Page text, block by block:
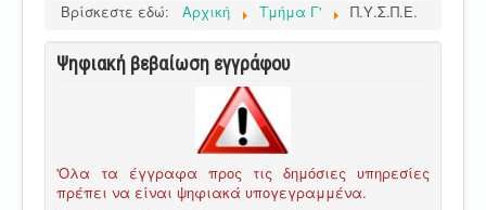
Βρίσκεστε εδώ: Αρχική Τμήμα Γ' Π.Υ.Σ.Π.Ε.
Ψηφιακή βεβαίωση εγγράφου
'Ολα τα έγγραφα προς τις δημόσιες υπηρεσίες
πρέπει να είναι ψηφιακά υπογεγραμμένα.